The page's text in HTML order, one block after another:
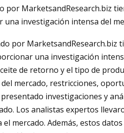
2023
otros $632 millones
por MarketsandResearch.biz
investigación intensa del
por MarketsandResearch.biz
una investigación
de retorno y el tipo de
mercado, restricciones,
investigaciones y
Los analistas expertos
mercado. Además, estos